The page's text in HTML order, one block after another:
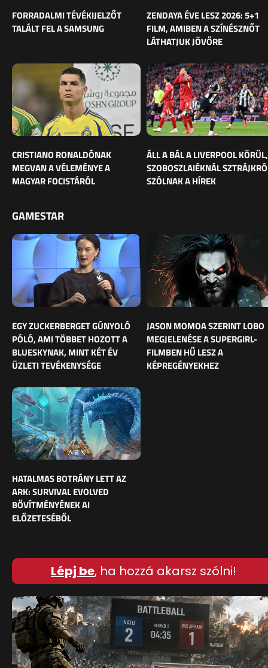
FORRADALMI TÉVÉKIJELZŐT
TALÁLT FEL A SAMSUNG
ZENDAYA ÉVE LESZ 2026: 5+1
FILM, AMIBEN A SZÍNÉSZNŐT
LÁTHATJUK JÖVŐRE
CRISTIANO RONALDÓNAK
MEGVAN A VÉLEMÉNYE A
MAGYAR FOCISTÁRÓL
ÁLL A BÁL A LIVERPOOL KÖRÜL,
SZOBOSZLAIÉKNÁL
SZÓLNAK A HÍREK
GAMESTAR
EGY ZUCKERBERGET GÚNYOLÓ
PÓLÓ, AMI TÖBBET HOZOTT A
BLUESKYNAK, MINT KÉT ÉV
ÜZLETI TEVÉKENYSÉGE
JASON MOMOA SZERINT LOBO
MEGJELENÉSE A SUPERGIRL-
FILMBEN HŰ LESZ A
KÉPREGÉNYEKHEZ
HATALMAS BOTRÁNY LETT AZ
ARK: SURVIVAL EVOLVED
BŐVÍTMÉNYÉNEK AI
ELŐZETESÉBŐL
Lépj be, ha hozzá akarsz szólni!